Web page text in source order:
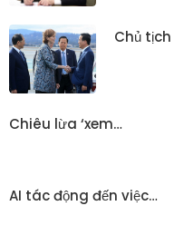
Chủ
Chiêu lừa ‘xem…
AI tác động đến việc…